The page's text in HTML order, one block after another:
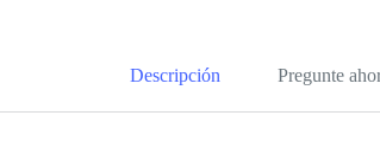
Descripción Pregunte